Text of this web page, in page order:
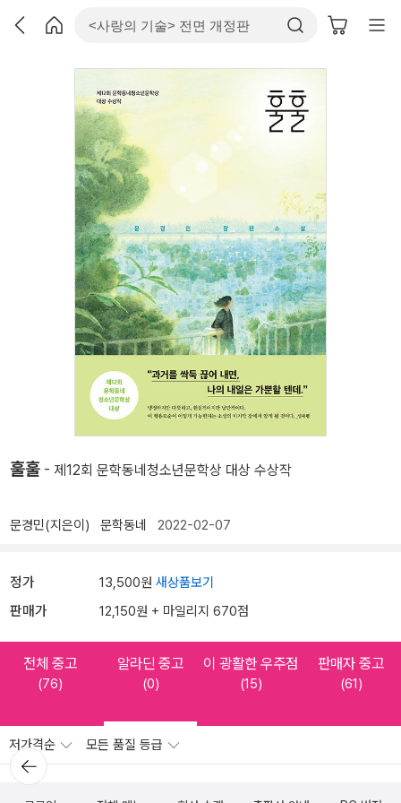
훌훌 - 제12회 문학동네청소년문학상 대상 수상작
문경민(지은이) 문학동네 2022-02-07
정가 13,500원 새상품보기
판매가 12,150원 + 마일리지 670점
전체 중고
(76)
알라딘 중고
(0)
이 광활한 우주점
(15)
판매자 중고
(61)
저가격순
모든 품질 등급
뒤로가
기